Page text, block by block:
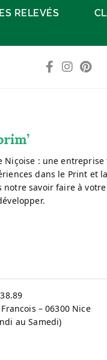
RELEVÉS
Niçoise : une entreprise
dans le Print et
notre savoir faire à
– 06300 Nice
au Samedi)